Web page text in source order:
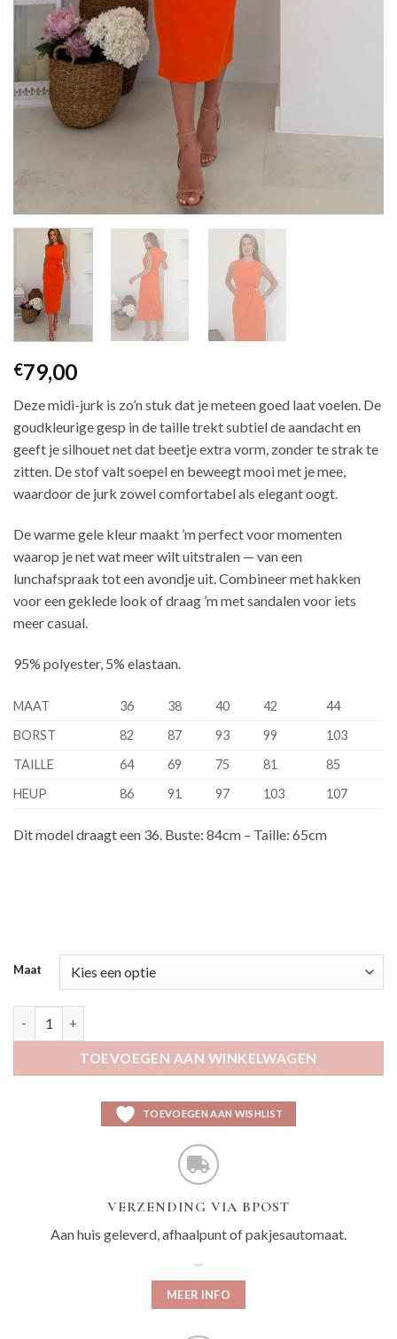
€79,00
Deze midi-jurk is zo’n stuk dat je meteen goed laat voelen. De
goudkleurige gesp in de taille trekt subtiel de aandacht en
geeft je silhouet net dat beetje extra vorm, zonder te strak te
zitten. De stof valt soepel en beweegt mooi met je mee,
waardoor de jurk zowel comfortabel als elegant oogt.
De warme gele kleur maakt ’m perfect voor momenten
waarop je net wat meer wilt uitstralen — van een
lunchafspraak tot een avondje uit. Combineer met hakken
voor een geklede look of draag ’m met sandalen voor iets
meer casual.
95% polyester, 5% elastaan.
MAAT 36 38 40 42
44
BORST
82 87 93 99
103
TAILLE
64 69 75 81
85
HEUP
86 91 97 103 107
Dit model draagt een 36. Buste: 84cm – Taille: 65cm
Maat
TOEVOEGEN AAN WINKELWAGEN
TOEVOEGEN AAN WISHLIST
VERZENDING VIA BPOST
Aan huis geleverd, afhaalpunt of pakjesautomaat.
MEER INFO